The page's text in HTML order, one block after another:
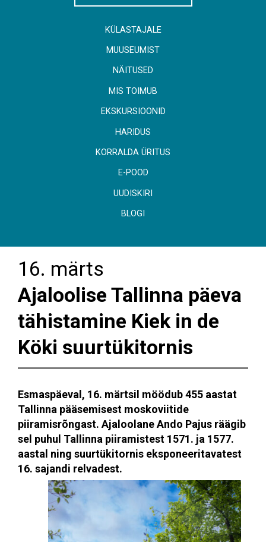
KÜLASTAJALE
MUUSEUMIST
NÄITUSED
MIS TOIMUB
EKSKURSIOONID
HARIDUS
KORRALDA ÜRITUS
E-POOD
UUDISKIRI
BLOGI
16. märts
Ajaloolise Tallinna päeva
tähistamine Kiek in de
Köki suurtükitornis
Esmaspäeval, 16. märtsil möödub 455 aastat
Tallinna pääsemisest moskoviitide
piiramisrõngast. Ajaloolane Ando Pajus räägib
sel puhul Tallinna piiramistest 1571. ja 1577.
aastal ning suurtükitornis eksponeeritavatest
16. sajandi relvadest.